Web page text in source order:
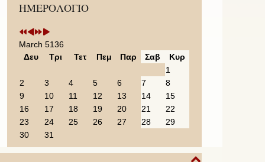
ΗΜΕΡΟΛΟΓΙΟ
YearMonth
YearMonth
March 5136
Δευ
Τρι Τετ Πεμ Παρ Σαβ
Κυρ
1
2
3 4 5 6 7
8
9
10 11 12 13 14
15
16
17 18 19 20 21
22
23
24 25 26 27 28
29
30
31